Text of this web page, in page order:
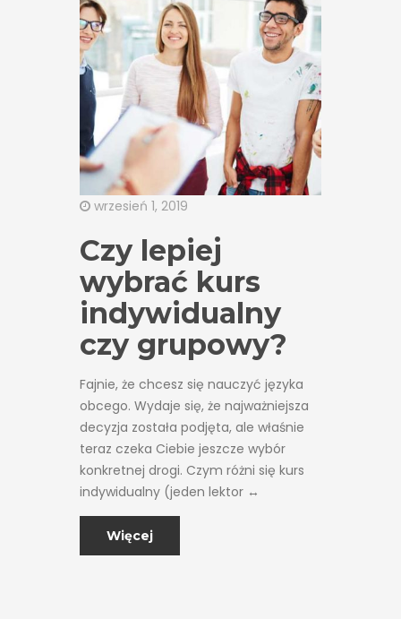
wrzesień 1, 2019
Czy lepiej
wybrać kurs
indywidualny
czy grupowy?
Fajnie, że chcesz się nauczyć języka
obcego. Wydaje się, że najważniejsza
decyzja została podjęta, ale właśnie
teraz czeka Ciebie jeszcze wybór
konkretnej drogi. Czym różni się kurs
indywidualny (jeden lektor ↔
Więcej